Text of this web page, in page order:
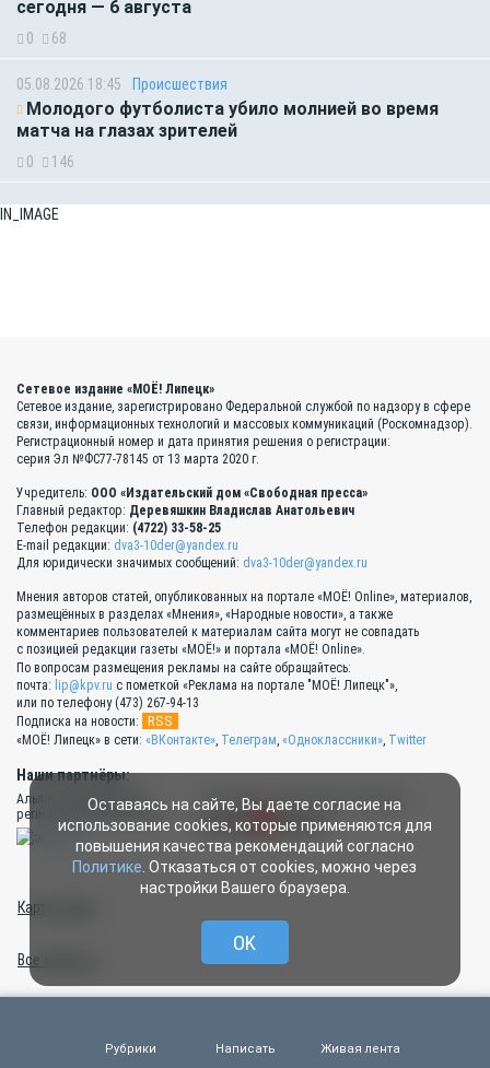
сегодня — 6 августа
0 68
05.08.2026 18:45 Происшествия
Молодого футболиста убило молнией во время
матча на глазах зрителей
0 146
IN_IMAGE
Сетевое издание «МОЁ! Липецк»
Сетевое издание, зарегистрировано Федеральной службой по надзору в сфере
связи, информационных технологий и массовых коммуникаций (Роскомнадзор).
Регистрационный номер и дата принятия решения о регистрации:
серия Эл №ФС77-78145 от 13 марта 2020 г.
Учредитель: ООО «Издательский дом «Свободная пресса»
Главный редактор: Деревяшкин Владислав Анатольевич
Телефон редакции: (4722) 33-58-25
E-mail редакции: dva3-10der@yandex.ru
Для юридически значимых сообщений: dva3-10der@yandex.ru
Мнения авторов статей, опубликованных на портале «МОЁ! Online», материалов,
размещённых в разделах «Мнения», «Народные новости», а также
комментариев пользователей к материалам сайта могут не совпадать
с позицией редакции газеты «МОЁ!» и портала «МОЁ! Online».
По вопросам размещения рекламы на сайте обращайтесь:
почта: lip@kpv.ru с пометкой «Реклама на портале "МОЁ! Липецк"»,
или по телефону (473) 267-94-13
Подписка на новости:
RSS
«МОЁ! Липецк» в сети: «ВКонтакте» Телеграм «Одноклассники» Twitter
Наши партнёры:
Альянс руководителей
региональных СМИ России
Типография «Прайм Принт Воронеж»
Карта сайта
Все новости
Рубрики Написать Живая лента
Оставаясь на сайте, Вы даете согласие на
использование cookies, которые применяются для
повышения качества рекомендаций согласно
Политике . Отказаться от cookies, можно через
настройки Вашего браузера.
OK